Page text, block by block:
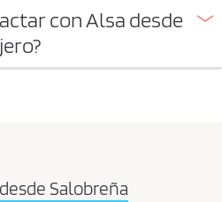
con Alsa desde
Salobreña